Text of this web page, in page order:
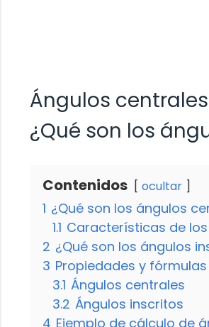
Ángulos
¿Qué son los
Contenidos ocultar
1 ¿Qué son los ángulos
1.1 Características de
2 ¿Qué son los ángulos
3 Propiedades y
3.1 Ángulos centrales
3.2 Ángulos inscritos
4 Ejemplo de cálculo de